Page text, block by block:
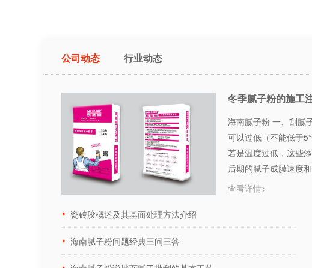
公司动态 行业动态
冬季腻子粉的施工
海南腻子粉 一、刮腻
可以过低（不能低于
若是温度过低，这些
后期的腻子成膜速度
···
查看详情>
瓷砖胶概述及其基面处理方法介绍
海南腻子粉问题经典三问三答